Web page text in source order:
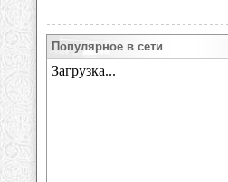
Популярное в сети